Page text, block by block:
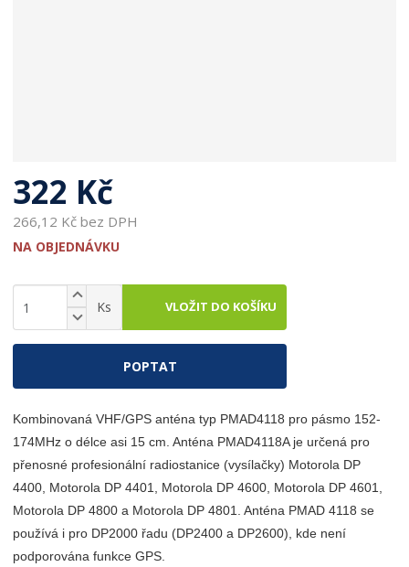
322 Kč
266,12 Kč bez DPH
NA OBJEDNÁVKU
ě
t
p
o
e
t
N
a
v
ý
i
m
n
o
ž
s
t
v
í
S
n
í
i
m
n
o
ž
s
t
v
í
Ks VLOŽIT DO KOŠÍKU
POPTAT
Kombinovaná VHF/GPS anténa typ PMAD4118 pro pásmo 152-
174MHz o délce asi 15 cm. Anténa PMAD4118A je určená pro
přenosné profesionální radiostanice (vysílačky) Motorola DP
4400, Motorola DP 4401, Motorola DP 4600, Motorola DP 4601,
Motorola DP 4800 a Motorola DP 4801. Anténa PMAD 4118 se
používá i pro DP2000 řadu (DP2400 a DP2600), kde není
podporována funkce GPS.